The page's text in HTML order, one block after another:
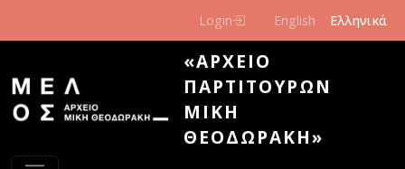
Login English Ελληνικά
«ΑΡΧΕΊΟ
ΠΑΡΤΙΤΟΎΡΩΝ
ΜΊΚΗ
ΘΕΟΔΩΡΆΚΗ»